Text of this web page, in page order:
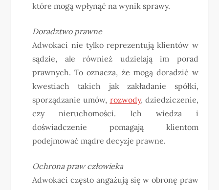
które mogą wpłynąć na wynik sprawy.
Doradztwo prawne
Adwokaci nie tylko reprezentują klientów w
sądzie, ale również udzielają im porad
prawnych. To oznacza, że ​​mogą doradzić w
kwestiach takich jak zakładanie spółki,
sporządzanie umów, rozwody, dziedziczenie,
czy nieruchomości. Ich wiedza i
doświadczenie pomagają klientom
podejmować mądre decyzje prawne.
Ochrona praw człowieka
Adwokaci często angażują się w obronę praw